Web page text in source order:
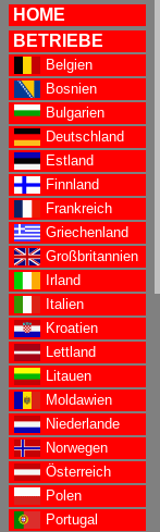
HOME
BETRIEBE
Belgien
Bosnien
Bulgarien
Deutschland
Estland
Finnland
Frankreich
Griechenland
Großbritannien
Irland
Italien
Kroatien
Lettland
Litauen
Moldawien
Niederlande
Norwegen
Österreich
Polen
Portugal